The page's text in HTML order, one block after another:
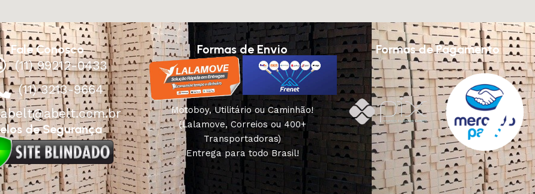
Fale Conosco
(11) 99212-0433
(11) 3213-9664
abelt@abelt.com.br
de Segurança
Formas de Envio
Motoboy, Utilitário ou Caminhão!
(Lalamove, Correios ou 400+
Transportadoras)
Entrega para todo Brasil!
Formas de Pagamento